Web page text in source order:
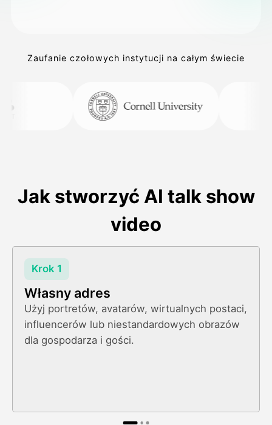
Zaufanie czołowych instytucji na całym świecie
Jak stworzyć AI talk show
video
Krok 1
Własny adres
Użyj portretów, avatarów, wirtualnych postaci,
influencerów lub niestandardowych obrazów
dla gospodarza i gości.